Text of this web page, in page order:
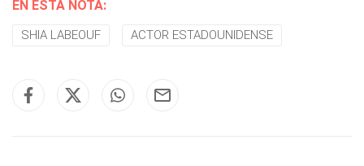
EN ESTA NOTA:
SHIA LABEOUF ACTOR ESTADOUNIDENSE